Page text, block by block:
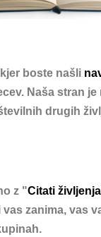
boste našli
Naša stran je
drugih
z "Citati življenja
zanima, vas